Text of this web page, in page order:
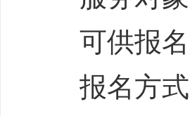
可供报
报名方